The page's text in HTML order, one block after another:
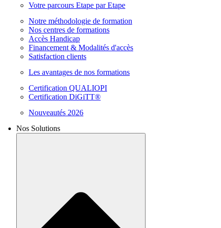
Votre parcours Etape par Etape
Notre méthodologie de formation
Nos centres de formations
Accès Handicap
Financement & Modalités d'accès
Satisfaction clients
Les avantages de nos formations
Certification QUALIOPI
Certification DiGiTT®
Nouveautés 2026
Nos Solutions